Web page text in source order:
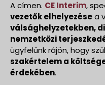
A címen. CE Interim,
vezetők elhelyezésea
válsághelyzetekben,
nemzetközi
ügyfelünk rájön, hogy
szakértelem a
érdekében.